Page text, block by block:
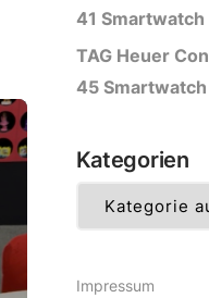
41 Smartwatch
TAG Heuer
45 Smartwatch
Kategorien
Impressum